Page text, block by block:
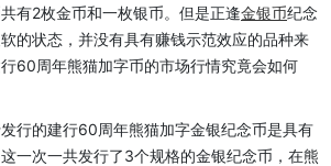
有2枚金币和一枚银币。但是正逢金银币纪念
的状态，并没有具有赚钱示范效应的品种来
60周年熊猫加字币的市场行情究竟会如何
的建行60周年熊猫加字金银纪念币是具有
一次一共发行了3个规格的金银纪念币，在熊